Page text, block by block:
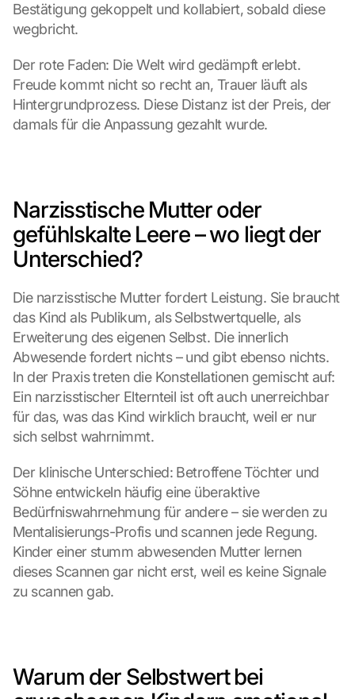
Bestätigung gekoppelt und kollabiert, sobald diese
wegbricht.
Der rote Faden: Die Welt wird gedämpft erlebt.
Freude kommt nicht so recht an, Trauer läuft als
Hintergrundprozess. Diese Distanz ist der Preis, der
damals für die Anpassung gezahlt wurde.
Narzisstische Mutter oder
gefühlskalte Leere – wo liegt der
Unterschied?
Die narzisstische Mutter fordert Leistung. Sie braucht
das Kind als Publikum, als Selbstwertquelle, als
Erweiterung des eigenen Selbst. Die innerlich
Abwesende fordert nichts – und gibt ebenso nichts.
In der Praxis treten die Konstellationen gemischt auf:
Ein narzisstischer Elternteil ist oft auch unerreichbar
für das, was das Kind wirklich braucht, weil er nur
sich selbst wahrnimmt.
Der klinische Unterschied: Betroffene Töchter und
Söhne entwickeln häufig eine überaktive
Bedürfniswahrnehmung für andere – sie werden zu
Mentalisierungs-Profis und scannen jede Regung.
Kinder einer stumm abwesenden Mutter lernen
dieses Scannen gar nicht erst, weil es keine Signale
zu scannen gab.
Warum der Selbstwert bei